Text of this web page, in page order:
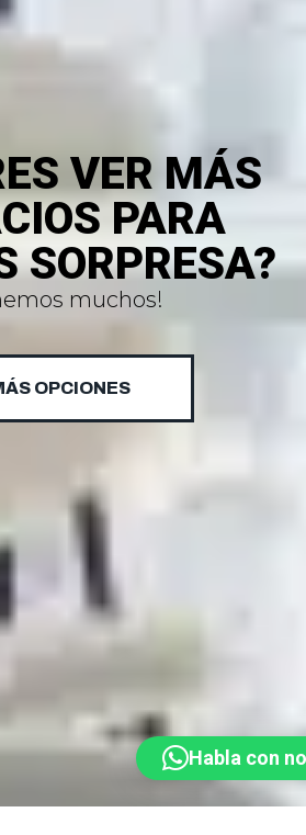
VER MÁS
PARA
SORPRESA?
muchos!
OPCIONES
Habla con